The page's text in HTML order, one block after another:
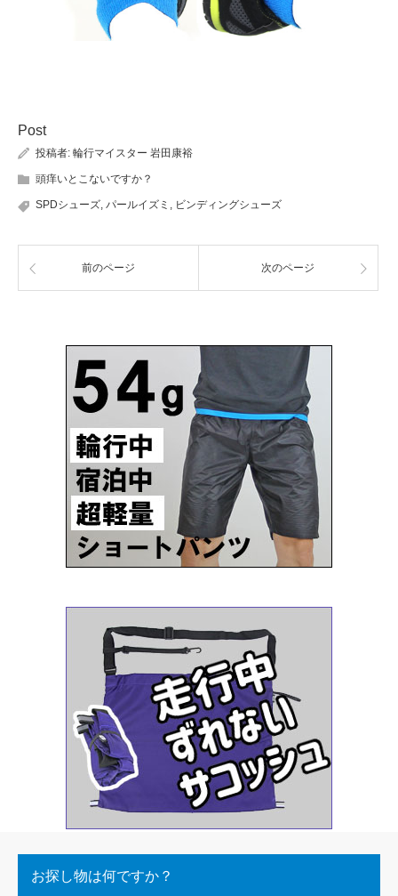
Post
投稿者: 輪行マイスター 岩田康裕
頭痒いとこないですか？
SPDシューズ, パールイズミ , ビンディングシューズ
前のページ 次のページ
お探し物は何ですか？